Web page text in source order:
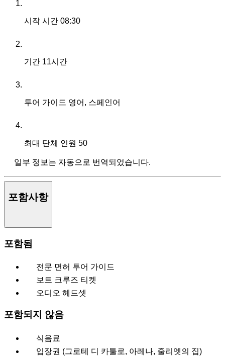
시작 시간 08:30
기간 11시간
투어 가이드 영어, 스페인어
최대 단체 인원 50
일부 정보는 자동으로 번역되었습니다.
포함사항
포함됨
전문 면허 투어 가이드
보트 크루즈 티켓
오디오 헤드셋
포함되지 않음
식음료
입장권 (그로테 디 카툴로, 아레나, 줄리엣의 집)